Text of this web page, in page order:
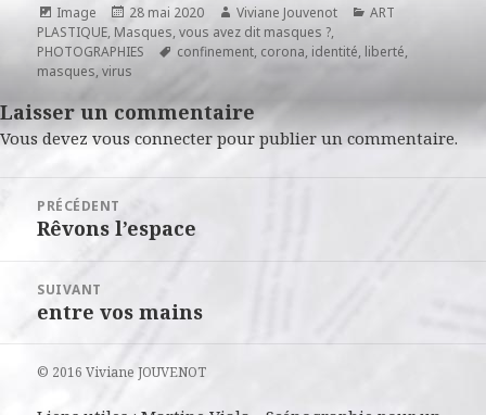
Format
Image
Publié
le
28 mai 2020 Auteur
Viviane Jouvenot Catégories
ART
PLASTIQUE,Masques, vous avez dit masques ?,
PHOTOGRAPHIES
Mots-
confinement, corona, identité, liberté,
masques,virus
Laisser un commentaire
Vous devez vous connecterpour publier un commentaire.
l’article
PRÉCÉDENT
Article
Rêvons l’espace
SUIVANT
Article
entre vos mains
© 2016 Viviane JOUVENOT